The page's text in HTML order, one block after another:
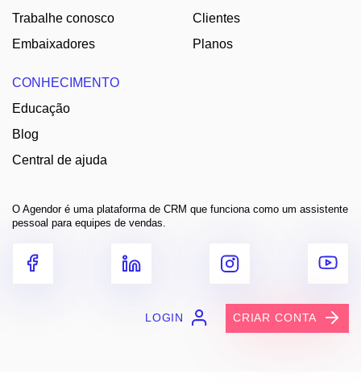
Trabalhe conosco
Embaixadores
Clientes
Planos
CONHECIMENTO
Educação
Blog
Central de ajuda
O Agendor é uma plataforma de CRM que funciona como um assistente
pessoal para equipes de vendas.
LOGIN CRIAR CONTA